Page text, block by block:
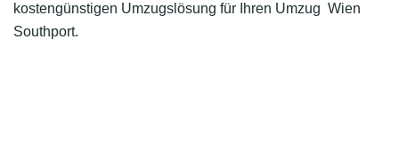
kostengünstigen Umzugslösung für Ihren Umzug Wien
Southport.